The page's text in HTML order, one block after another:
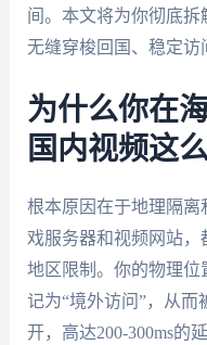
间。本文将为你彻底
无缝穿梭回国、稳定访
为什么你在
国内视频这么
根本原因在于地理隔离
戏服务器和视频网站
地区限制。你的物理位
记为“境外访问”，从
开，高达200-300ms的